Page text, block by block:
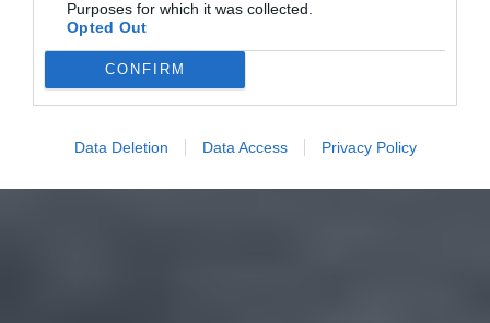
Purposes for which it was collected.
Opted Out
CONFIRM
Data Deletion Data Access Privacy Policy